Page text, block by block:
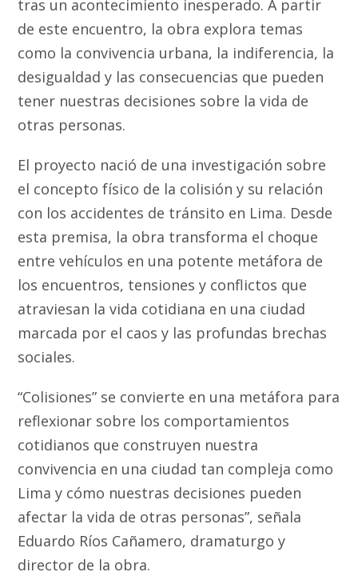
tras un acontecimiento inesperado. A partir
de este encuentro, la obra explora temas
como la convivencia urbana, la indiferencia, la
desigualdad y las consecuencias que pueden
tener nuestras decisiones sobre la vida de
otras personas.
El proyecto nació de una investigación sobre
el concepto físico de la colisión y su relación
con los accidentes de tránsito en Lima. Desde
esta premisa, la obra transforma el choque
entre vehículos en una potente metáfora de
los encuentros, tensiones y conflictos que
atraviesan la vida cotidiana en una ciudad
marcada por el caos y las profundas brechas
sociales.
“Colisiones” se convierte en una metáfora para
reflexionar sobre los comportamientos
cotidianos que construyen nuestra
convivencia en una ciudad tan compleja como
Lima y cómo nuestras decisiones pueden
afectar la vida de otras personas”, señala
Eduardo Ríos Cañamero, dramaturgo y
director de la obra.